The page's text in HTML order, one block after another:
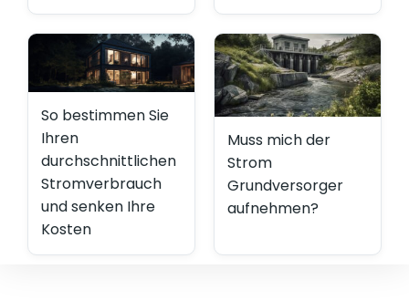
So bestimmen Sie
Ihren
durchschnittlichen
Stromverbrauch
und senken Ihre
Kosten
Muss mich der
Strom
Grundversorger
aufnehmen?